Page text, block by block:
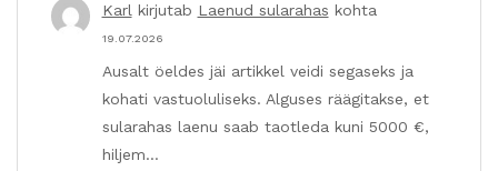
Karl kirjutab Laenud sularahas kohta
19.07.2026
Ausalt öeldes jäi artikkel veidi segaseks ja
kohati vastuoluliseks. Alguses räägitakse, et
sularahas laenu saab taotleda kuni 5000 €,
hiljem…